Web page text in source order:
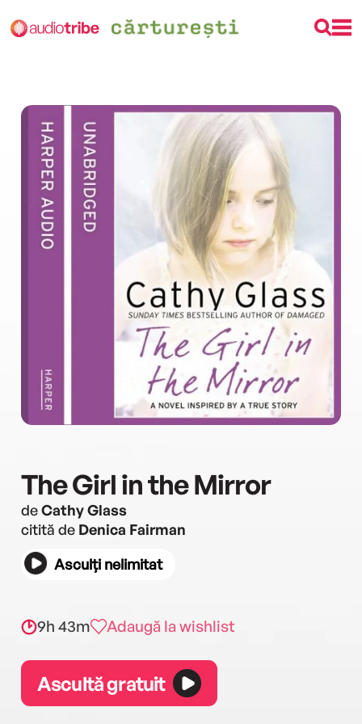
The Girl in the Mirror
deCathy Glass
citită de Denica Fairman
Asculți nelimitat
9h 43m Adaugă la wishlist
Ascultă gratuit